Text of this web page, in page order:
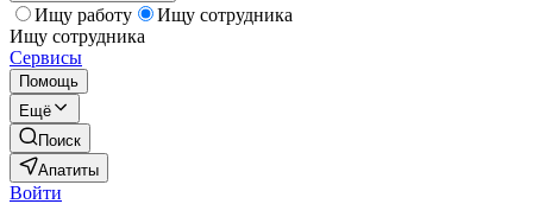
Ищу работу
Ищу сотрудника
Ищу сотрудника
Сервисы
Помощь
Ещё
Поиск
Апатиты
Войти